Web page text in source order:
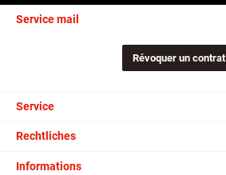
Service mail
Révoquer un contrat
Service
Rechtliches
Informations